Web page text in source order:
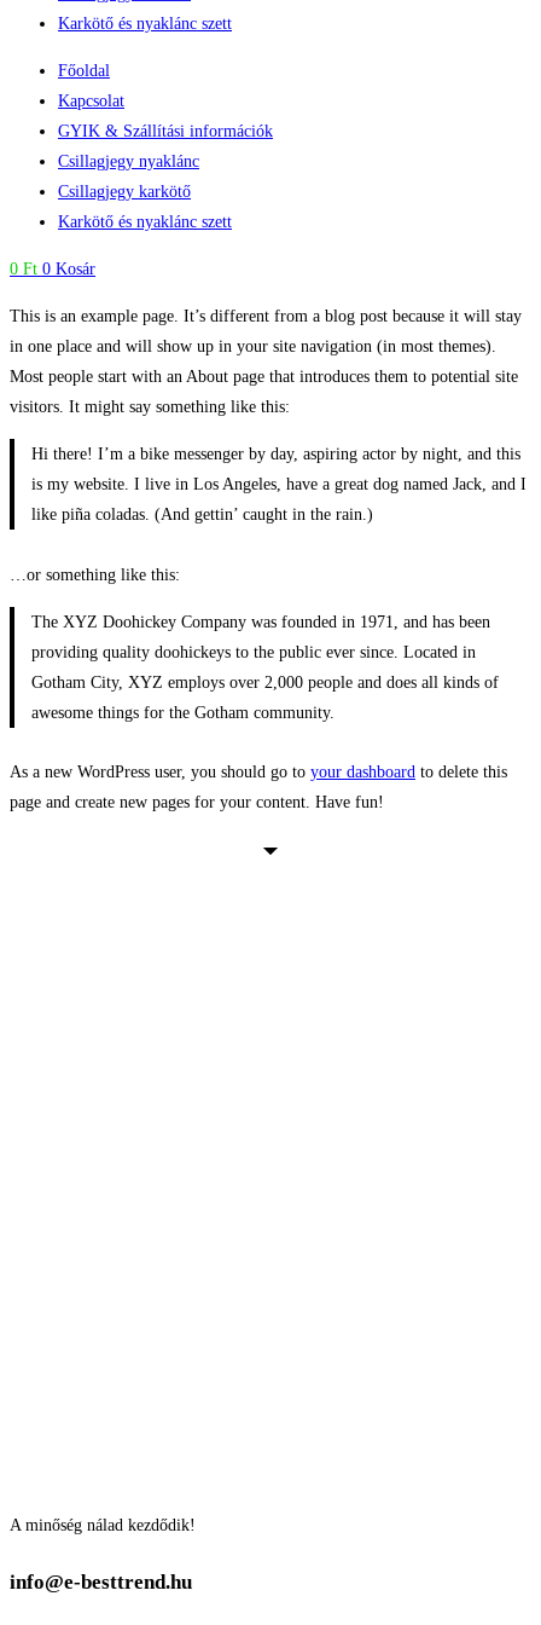
Karkötő és nyaklánc szett
Főoldal
Kapcsolat
GYIK & Szállítási információk
Csillagjegy nyaklánc
Csillagjegy karkötő
Karkötő és nyaklánc szett
0 Ft 0 Kosár
This is an example page. It’s different from a blog post because it will stay
in one place and will show up in your site navigation (in most themes).
Most people start with an About page that introduces them to potential site
visitors. It might say something like this:
Hi there! I’m a bike messenger by day, aspiring actor by night, and this
is my website. I live in Los Angeles, have a great dog named Jack, and I
like piña coladas. (And gettin’ caught in the rain.)
…or something like this:
The XYZ Doohickey Company was founded in 1971, and has been
providing quality doohickeys to the public ever since. Located in
Gotham City, XYZ employs over 2,000 people and does all kinds of
awesome things for the Gotham community.
As a new WordPress user, you should go to your dashboard to delete this
page and create new pages for your content. Have fun!
A minőség nálad kezdődik!
info@e-besttrend.hu